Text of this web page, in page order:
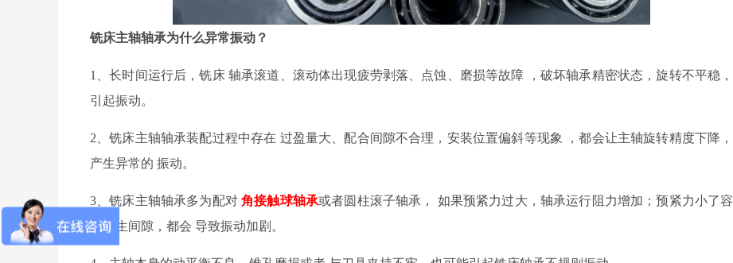
铣床主轴轴承为什么异常振动 ？
1 、长时间运行后，铣床 轴承滚道、滚动体出现疲劳剥落、点蚀 磨损等故障 ， 破坏轴承精密状态，旋转不平稳，
引起振动。
2 、铣床主轴轴承装配过程中存在 过盈量大、配合间隙不合理，安装位置偏斜等现象 ，都会让主轴旋转精度下降，
产生异常的 振动。
3 、铣床主轴轴承多为配对 角接触球轴承或者圆柱滚子轴承， 如果预紧力过大，轴承运行阻力增加；预紧力小了容
易产生间隙，都会 导致振动加剧。